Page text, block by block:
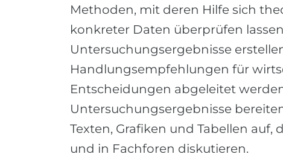
Methoden, mit deren Hilfe sich
konkreter Daten überprüfen
Untersuchungsergebnisse
Handlungsempfehlungen für
Entscheidungen abgeleitet
Untersuchungsergebnisse
Texten, Grafiken und Tabellen auf,
und in Fachforen diskutieren.